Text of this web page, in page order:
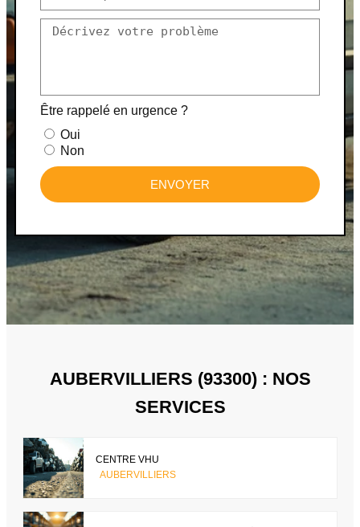
Être rappelé en urgence ?
Oui
Non
ENVOYER
AUBERVILLIERS (93300) : NOS
SERVICES
CENTRE VHU
AUBERVILLIERS